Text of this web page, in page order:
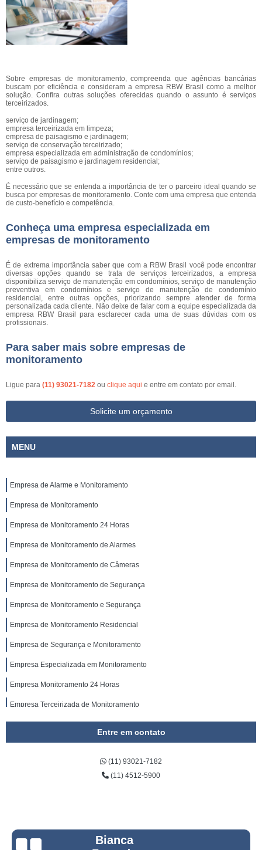
Sobre empresas de monitoramento, compreenda que agências bancárias
buscam por eficiência e consideram a empresa RBW Brasil como a melhor
solução. Confira outras soluções oferecidas quando o assunto é serviços
terceirizados.
serviço de jardinagem;
empresa terceirizada em limpeza;
empresa de paisagismo e jardinagem;
serviço de conservação terceirizado;
empresa especializada em administração de condomínios;
serviço de paisagismo e jardinagem residencial;
entre outros.
É necessário que se entenda a importância de ter o parceiro ideal quando se
busca por empresas de monitoramento. Conte com uma empresa que entenda
de custo-benefício e competência.
Conheça uma empresa especializada em
empresas de monitoramento
É de extrema importância saber que com a RBW Brasil você pode encontrar
diversas opções quando se trata de serviços terceirizados, a empresa
disponibiliza serviço de manutenção em condomínios, serviço de manutenção
preventiva em condomínios e serviço de manutenção de condomínio
residencial, entre outras opções, priorizando sempre atender de forma
personalizada cada cliente. Não deixe de falar com a equipe especializada da
empresa RBW Brasil para esclarecer cada uma de suas dúvidas com os
profissionais.
Para saber mais sobre empresas de
monitoramento
Ligue para (11) 93021-7182 ou clique aqui e entre em contato por email.
Solicite um orçamento
MENU
Empresa de Alarme e Monitoramento
Empresa de Monitoramento
Empresa de Monitoramento 24 Horas
Empresa de Monitoramento de Alarmes
Empresa de Monitoramento de Câmeras
Empresa de Monitoramento de Segurança
Empresa de Monitoramento e Segurança
Empresa de Monitoramento Residencial
Empresa de Segurança e Monitoramento
Empresa Especializada em Monitoramento
Empresa Monitoramento 24 Horas
Empresa Terceirizada de Monitoramento
Entre em contato
(11) 93021-7182
(11) 4512-5900
Bianca